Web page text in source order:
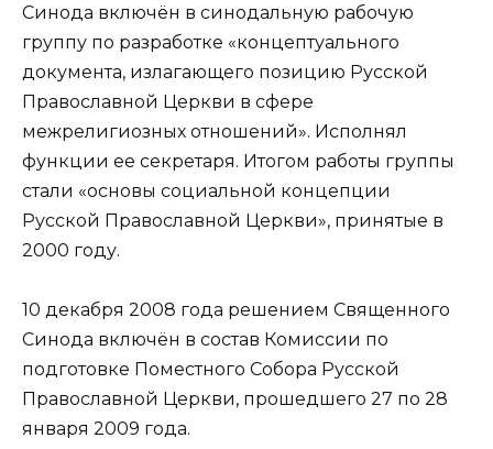
Синода включён в синодальную рабочую
группу по разработке «концептуального
документа, излагающего позицию Русской
Православной Церкви в сфере
межрелигиозных отношений». Исполнял
функции ее секретаря. Итогом работы группы
стали «основы социальной концепции
Русской Православной Церкви», принятые в
2000 году.
10 декабря 2008 года решением Священного
Синода включён в состав Комиссии по
подготовке Поместного Собора Русской
Православной Церкви, прошедшего 27 по 28
января 2009 года.